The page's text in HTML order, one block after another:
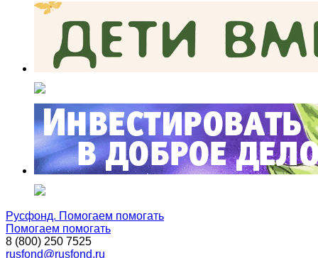
Русфонд. Помогаем помогать
Помогаем помогать
8 (800) 250 7525
rusfond@rusfond.ru